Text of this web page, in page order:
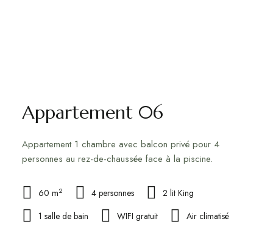
Appartement 06
Appartement 1 chambre avec balcon privé pour 4
personnes au rez-de-chaussée face à la piscine.
60 m2 4 personnes
2 lit King
1 salle de bain
WIFI gratuit Air climatisé